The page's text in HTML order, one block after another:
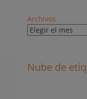
Archivos
Nube de